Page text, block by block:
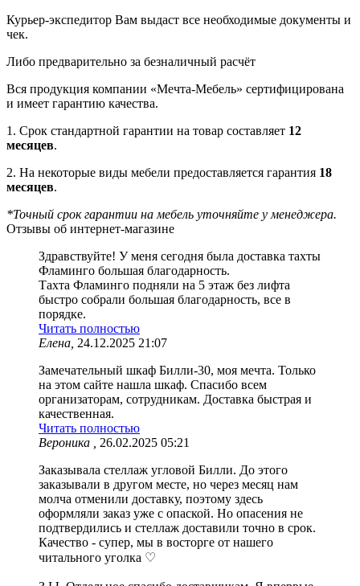
Курьер-экспедитор Вам выдаст все необходимые документы и
чек.
Либо предварительно за безналичный расчёт
Вся продукция компании «Мечта-Мебель» сертифицирована
и имеет гарантию качества.
1. Срок стандартной гарантии на товар составляет 12
месяцев.
2. На некоторые виды мебели предоставляется гарантия 18
месяцев.
*Точный срок гарантии на мебель уточняйте у менеджера.
Отзывы об интернет-магазине
Здравствуйте! У меня сегодня была доставка тахты
Фламинго большая благодарность.
Тахта Фламинго подняли на 5 этаж без лифта
быстро собрали большая благодарность, все в
порядке.
Читать полностью
Елена, 24.12.2025 21:07
Замечательный шкаф Билли-30, моя мечта. Только
на этом сайте нашла шкаф. Спасибо всем
организаторам, сотрудникам. Доставка быстрая и
качественная.
Читать полностью
Вероника ,
26.02.2025 05:21
Заказывала стеллаж угловой Билли. До этого
заказывали в другом месте, но через месяц нам
молча отменили доставку, поэтому здесь
оформляли заказ уже с опаской. Но опасения не
подтвердились и стеллаж доставили точно в срок.
Качество - супер, мы в восторге от нашего
читального уголка ♡